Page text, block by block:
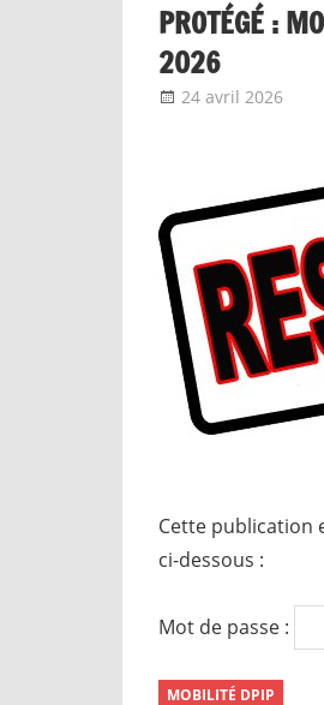
PROTÉGÉ :
2026
24 avril 2026
Cette publication
ci-dessous :
Mot de passe :
MOBILITÉ DPIP